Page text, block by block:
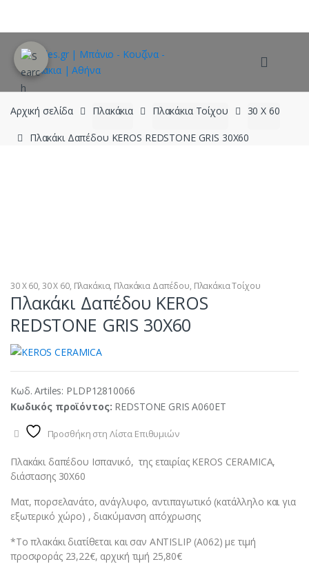
navigation
content
Αρχική σελίδα Πλακάκια Πλακάκια Τοίχου 30 X 60
Πλακάκι Δαπέδου KEROS REDSTONE GRIS 30X60
30 X 60, 30 Χ 60, Πλακάκια, Πλακάκια Δαπέδου, Πλακάκια Τοίχου
Πλακάκι Δαπέδου KEROS
REDSTONE GRIS 30X60
Κωδ. Artiles: PLDP12810066
Κωδικός προϊόντος: REDSTONE GRIS A060ET
Προσθήκη στη Λίστα Επιθυμιών
Πλακάκι δαπέδου Ισπανικό, της εταιρίας KEROS CERAMICA,
διάστασης 30X60
Ματ, πορσελανάτο, ανάγλυφο, αντιπαγωτικό (κατάλληλο και για
εξωτερικό χώρο) , διακύμανση απόχρωσης
*Το πλακάκι διατίθεται και σαν ANTISLIP (A062) με τιμή
προσφοράς 23,22€, αρχική τιμή 25,80€